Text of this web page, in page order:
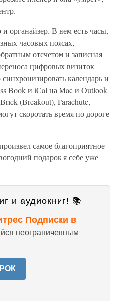
органайзер. В нем есть часы,
часовых поясах,
отсчетом и записная
цифровых визиток
календарь и
Book и iCal на Mac и Outlook
(Breakout), Parachute,
скоротать время по дороге
самое благоприятное
подарок я себе уже
и аудиокниг! 📚
Подписки в
неограниченным